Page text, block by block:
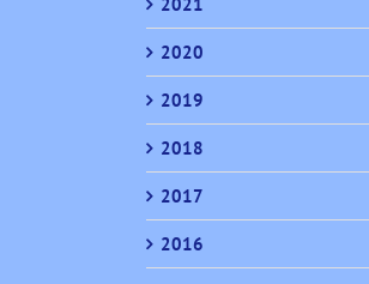
2020
2019
2018
2017
2016